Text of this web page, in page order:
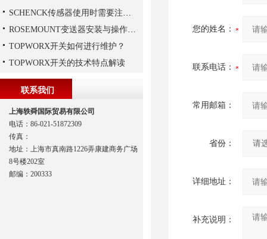
您的姓名：
联系电话：
常用邮箱：
省份：
详细地址：
补充说明：
SCHENCK传感器使用时需要注意这些
ROSEMOUNT变送器安装与操作步骤
TOPWORX开关如何进行维护？
TOPWORX开关的技术特点解读
联系我们
上海轶舜国际贸易有限公司
电话：86-021-51872309
传真：
地址：上海市真南路1226弄康建商务广场
8号楼202室
邮编：200333